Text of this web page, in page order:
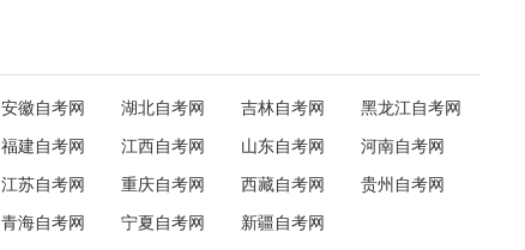
安徽自考网 湖北自考网 吉林自考网 黑龙江自考网
福建自考网 江西自考网 山东自考网 河南自考网
江苏自考网 重庆自考网 西藏自考网 贵州自考网
青海自考网 宁夏自考网 新疆自考网